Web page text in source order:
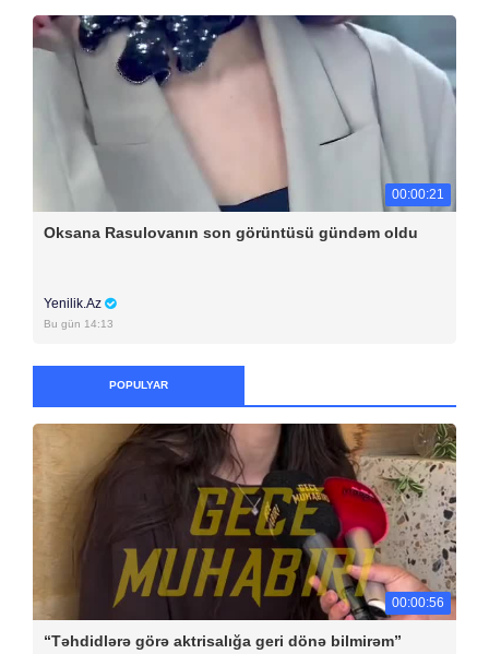
00:00:21
Oksana Rasulovanın son görüntüsü gündəm oldu
Yenilik.Az
Bu gün 14:13
POPULYAR
00:00:56
“Təhdidlərə görə aktrisalığa geri dönə bilmirəm”